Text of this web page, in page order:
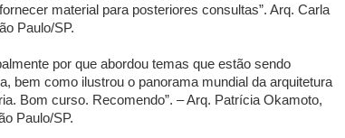
material para posteriores consultas”. Arq. Carla
Paulo/SP.
por que abordou temas que estão sendo
bem como ilustrou o panorama mundial da arquitetura
Bom curso. Recomendo”. – Arq. Patrícia Okamoto,
Paulo/SP.